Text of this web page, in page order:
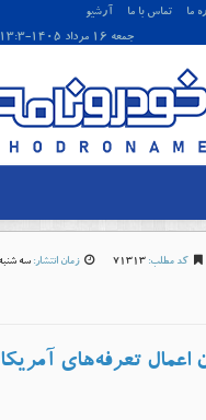
ما تماس با ما
آرشیو
جمعه 16 مرداد 1405-13:3 شمسی /8/7/2026 1:03:58 PM
کد مطلب: 71313 زمان انتشار: سه شنبه 24 تير 1404-9:11
اعمال تعرفه‌‌‌های آمریکا